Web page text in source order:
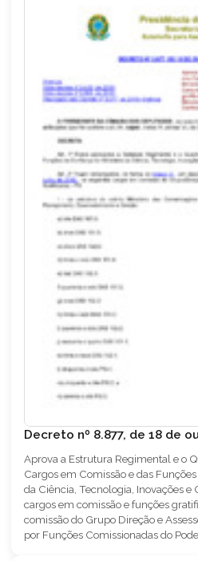
Decreto nº 8.877, de 18 de
Aprova a Estrutura Regimental e o
Cargos em Comissão e das
da Ciência, Tecnologia, Inovações
cargos em comissão e funções
comissão do Grupo Direção e
por Funções Comissionadas do